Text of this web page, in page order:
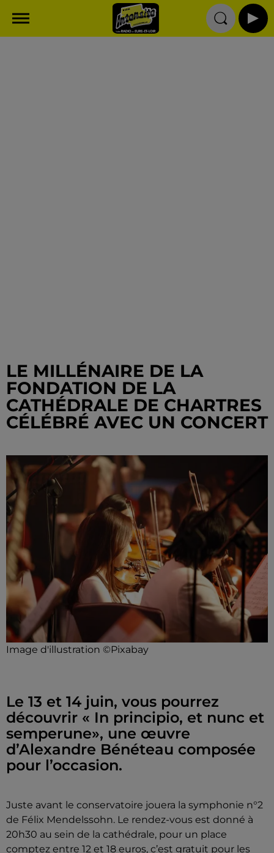
LE MILLÉNAIRE DE LA
FONDATION DE LA
CATHÉDRALE DE CHARTRES
CÉLÉBRÉ AVEC UN CONCERT
Image d'illustration ©Pixabay
Le 13 et 14 juin, vous pourrez
découvrir « In principio, et nunc et
semperune», une œuvre
d’Alexandre Bénéteau composée
pour l’occasion.
Juste avant le conservatoire jouera la symphonie n°2
de Félix Mendelssohn. Le rendez-vous est donné à
20h30 au sein de la cathédrale, pour un place
comptez entre 12 et 18 euros, c’est gratuit pour les